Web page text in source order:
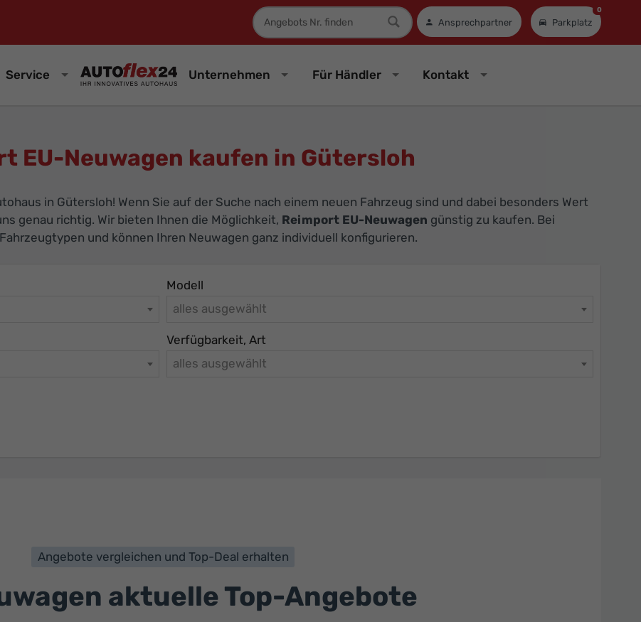
Fahrzeugnummer
Ansprechpartner Parkplatz
0
Service Unternehmen Für Händler Kontakt
EU-Neuwagen kaufen in Gütersloh
in Gütersloh! Wenn Sie auf der Suche nach einem neuen Fahrzeug sind und dabei besonders Wert
genau richtig. Wir bieten Ihnen die Möglichkeit, Reimport EU-Neuwagen günstig zu kaufen. Bei
und können Ihren Neuwagen ganz individuell konfigurieren.
Modell
alles ausgewählt
Verfügbarkeit, Art
alles ausgewählt
Angebote vergleichen und Top-Deal erhalten
aktuelle Top-Angebote